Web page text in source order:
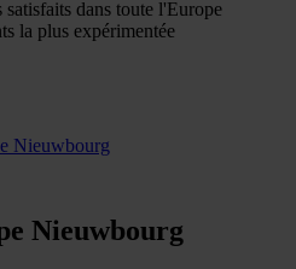
dans toute l'Europe
la plus expérimentée
Nieuwbourg
Nieuwbourg